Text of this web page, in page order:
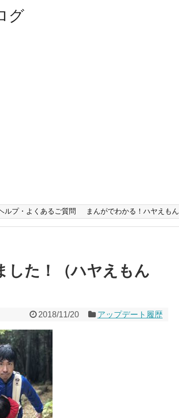
グ
ルプ・よくあるご質問 まんがでわかる！ハヤえもん
した！（ハヤえもん
2018/11/20 アップデート履歴